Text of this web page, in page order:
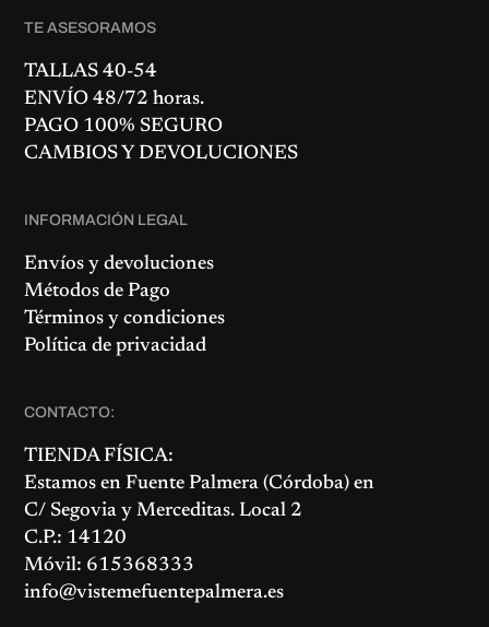
TE ASESORAMOS
TALLAS 40-54
ENVÍO 48/72 horas.
PAGO 100% SEGURO
CAMBIOS Y DEVOLUCIONES
INFORMACIÓN LEGAL
Envíos y devoluciones
Métodos de Pago
Términos y condiciones
Política de privacidad
CONTACTO:
TIENDA FÍSICA:
Estamos enFuente Palmera (Córdoba) en
C/ Segovia y Merceditas. Local 2
C.P.: 14120
Móvil: 615368333
info@vistemefuentepalmera.es